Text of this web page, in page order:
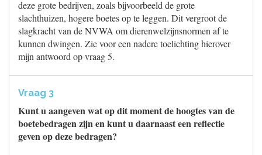
deze grote bedrijven, zoals bijvoorbeeld de grote
slachthuizen, hogere boetes op te leggen. Dit vergroot de
slagkracht van de NVWA om dierenwelzijnsnormen af te
kunnen dwingen. Zie voor een nadere toelichting hierover
mijn antwoord op vraag 5.
Vraag 3
Kunt u aangeven wat op dit moment de hoogtes van de
boetebedragen zijn en kunt u daarnaast een reflectie
geven op deze bedragen?